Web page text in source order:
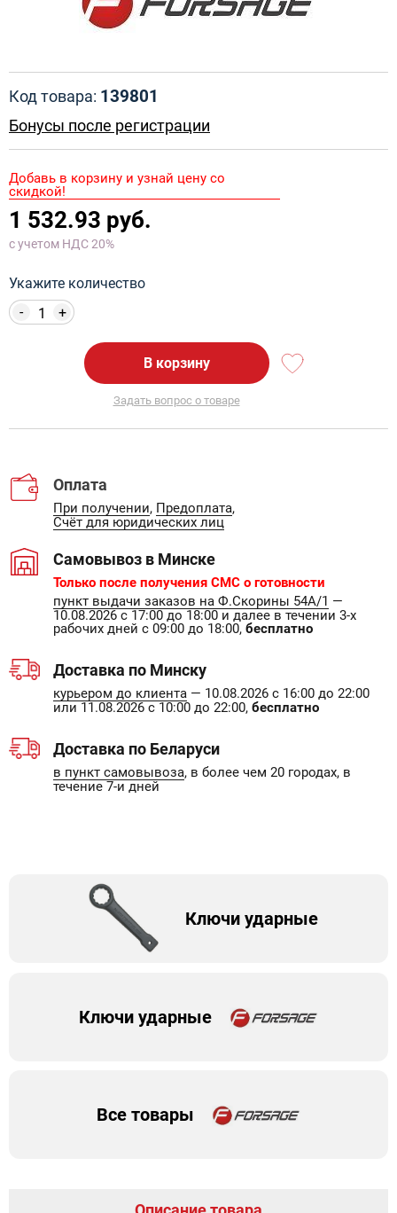
Код товара: 139801
Бонусы после регистрации
Добавь в корзину и узнай цену со
скидкой!
1 532.93 руб.
с учетом НДС 20%
Укажите количество
+
-
В корзину
Задать вопрос о товаре
Оплата
При получении, Предоплата,
Счёт для юридических лиц
Самовывоз в Минске
Только после получения СМС о готовности
пункт выдачи заказов на Ф.Скорины 54А/1 —
10.08.2026 с 17:00 до 18:00 и далее в течении 3-х
рабочих дней с 09:00 до 18:00, бесплатно
Доставка по Минску
курьером до клиента — 10.08.2026 с 16:00 до 22:00
или 11.08.2026 с 10:00 до 22:00, бесплатно
Доставка по Беларуси
в пункт самовывоза, в более чем 20 городах, в
течение 7-и дней
Ключи ударные
Ключи ударные
Все товары